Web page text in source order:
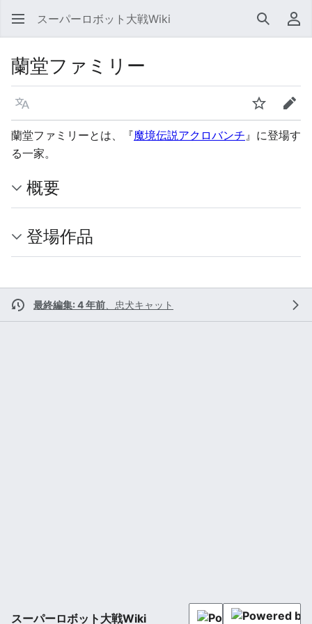
スーパーロボット大戦Wiki 検索 利
蘭堂ファミリー
言語 ウォッチ編集
蘭堂ファミリーとは、『魔境伝説アクロバンチ』に登場す
る一家。
概要
登場作品
最終編集: 4 年前 忠犬キャット
スーパーロボット大戦Wiki